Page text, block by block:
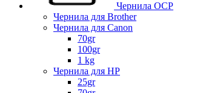
Чернила OCP
Чернила для Brother
Чернила для Canon
70gr
100gr
1 kg
Чернила для HP
25gr